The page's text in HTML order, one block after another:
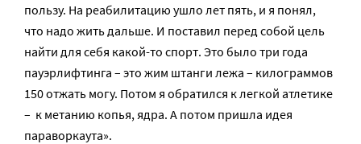
пользу. На реабилитацию ушло лет пять, и я понял,
что надо жить дальше. И поставил перед собой цель
найти для себя какой-то спорт. Это было три года
пауэрлифтинга – это жим штанги лежа – килограммов
150 отжать могу. Потом я обратился к легкой атлетике
– к метанию копья, ядра. А потом пришла идея
параворкаута».